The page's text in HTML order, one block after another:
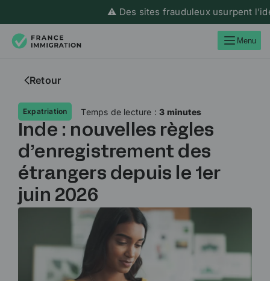
⚠️ Des sites frauduleux usurpent
Menu
Retour
Expatriation Temps de lecture :3 minutes
Inde : nouvelles règles
d’enregistrement des
étrangers depuis le 1er
juin 2026